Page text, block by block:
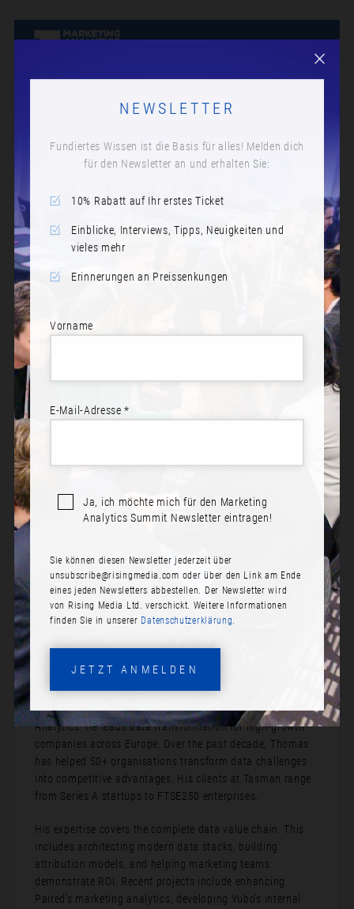
Rolle:
CEO & Co-Founder
Tasman Analytics
Talks
From Dashboards to Decision: Building
Agentic Marketing Analytics with GenAI
Thomas in’t Veld is co-founder and CEO at Tasman
Analytics. He leads data transformation for high-growth
companies across Europe. Over the past decade, Thomas
has helped 50+ organisations transform data challenges
into competitive advantages. His clients at Tasman range
from Series A startups to FTSE250 enterprises.
His expertise covers the complete data value chain. This
includes architecting modern data stacks, building
attribution models, and helping marketing teams
demonstrate ROI. Recent projects include enhancing
Paired’s marketing analytics, developing Yubo’s internal
NEWSLETTER
Fundiertes Wissen ist die Basis für alles! Melden dich
für den Newsletter an und erhalten Sie:
10% Rabatt auf Ihr erstes Ticket
Einblicke, Interviews, Tipps, Neuigkeiten und
vieles mehr
Erinnerungen an Preissenkungen
Vorname
E-Mail-Adresse *
Ja, ich möchte mich für den Marketing
Analytics Summit Newsletter eintragen!
Sie können diesen Newsletter jederzeit über
unsubscribe@risingmedia.com oder über den Link am Ende
eines jeden Newsletters abbestellen. Der Newsletter wird
von Rising Media Ltd. verschickt. Weitere Informationen
finden Sie in unserer Datenschutzerklärung.
JETZT ANMELDEN